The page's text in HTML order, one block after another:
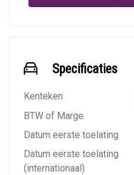
Specificaties
Kenteken
BTW of Marge
Datum eerste toelating
Datum eerste toelating
(internationaal)